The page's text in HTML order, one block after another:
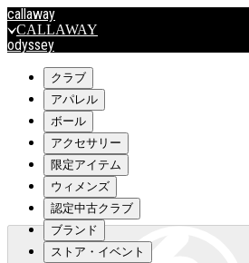
callaway
CALLAWAY
odyssey
travismathew
outlet
OUTLET
キャロウェイアパレルはこちら>>>
クラブ
アパレル
ボール
アクセサリー
限定アイテム
ウィメンズ
認定中古クラブ
ブランド
ストア・イベント